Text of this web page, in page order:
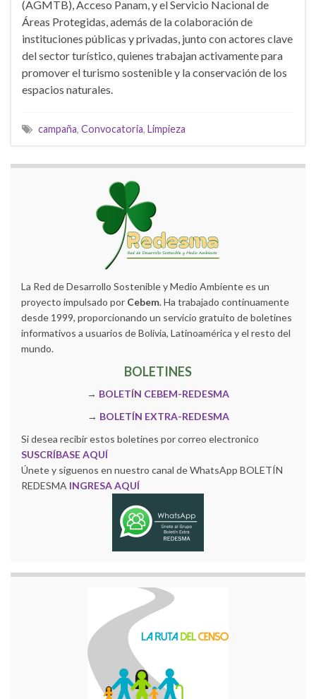
(AGMTB), Acceso Panam, y el Servicio Nacional de
Áreas Protegidas, además de la colaboración de
instituciones públicas y privadas, junto con actores clave
del sector turístico, quienes trabajan activamente para
promover el turismo sostenible y la conservación de los
espacios naturales.
campaña, Convocatoria, Limpieza
La Red de Desarrollo Sostenible y Medio Ambiente es un
proyecto impulsado por Cebem. Ha trabajado continuamente
desde 1999, proporcionando un servicio gratuito de boletines
informativos a usuarios de Bolivia, Latinoamérica y el resto del
mundo.
BOLETINES
→ BOLETÍN CEBEM-REDESMA
→ BOLETÍN EXTRA-REDESMA
Si desea recibir estos boletines por correo electronico
SUSCRÍBASE AQUÍ
Únete y siguenos en nuestro canal de WhatsApp BOLETÍN
REDESMA INGRESA AQUÍ